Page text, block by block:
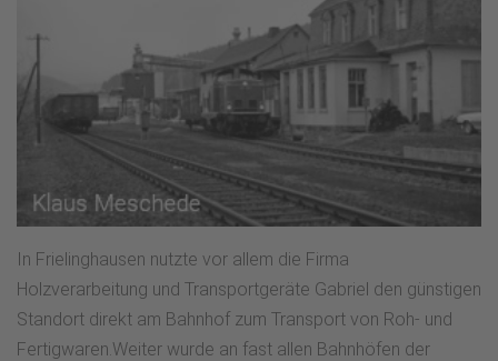
In Frielinghausen nutzte vor allem die Firma
Holzverarbeitung und Transportgeräte Gabriel den günstigen
Standort direkt am Bahnhof zum Transport von Roh- und
Fertigwaren.Weiter wurde an fast allen Bahnhöfen der